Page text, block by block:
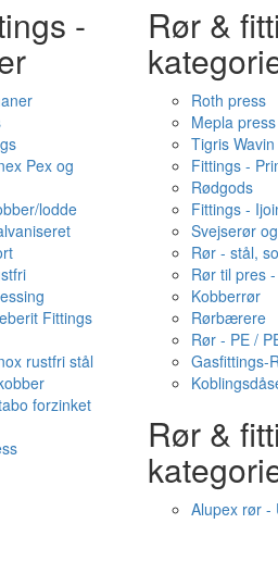
-
Pex og
lodde
Fittings
rustfri stål
forzinket
Rør &
Roth press
Mepla press
Tigris
Fittings -
Rødgods
Fittings -
Svejserør
Rør - stål,
Rør til pres
Kobberrør
Rørbærere
Rør - PE /
Gasfittings-
Rør &
Alupex rør -